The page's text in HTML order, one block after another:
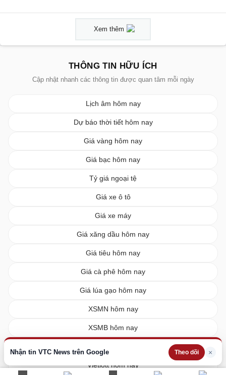
Nhận tin VTC News trên Google Theo dõi ×
Xem thêm
THÔNG TIN HỮU ÍCH
Cập nhật nhanh các thông tin được quan tâm mỗi ngày
Lịch âm hôm nay
Dự báo thời tiết hôm nay
Giá vàng hôm nay
Giá bạc hôm nay
Tỷ giá ngoại tệ
Giá xe ô tô
Giá xe máy
Giá xăng dầu hôm nay
Giá tiêu hôm nay
Giá cà phê hôm nay
Giá lúa gạo hôm nay
XSMN hôm nay
XSMB hôm nay
Vietlott hôm nay